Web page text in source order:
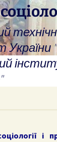
України
і